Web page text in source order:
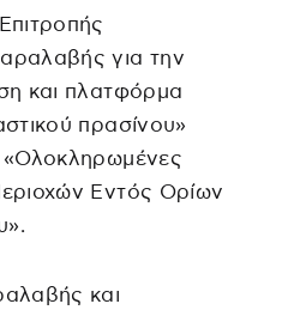
για την
και πλατφόρμα
πρασίνου»
Εντός Ορίων
και